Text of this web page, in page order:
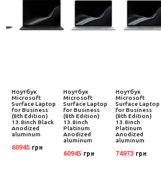
Ноутбук
Microsoft
Surface Laptop
for Business
(8th Edition)
13.8inch Black
Anodized
aluminum
60945 грн
Ноутбук
Microsoft
Surface Laptop
for Business
(8th Edition)
13.8inch
Platinum
Anodized
aluminum
60945 грн
Ноутбук
Microsoft
Surface Laptop
for Business
(8th Edition)
13.8inch
Platinum
Anodized
aluminum
74973 грн